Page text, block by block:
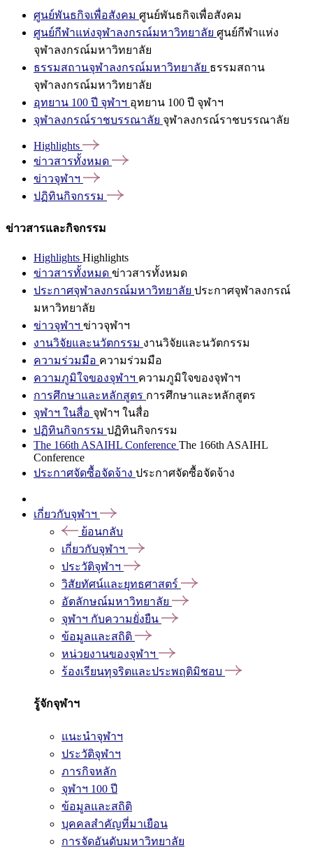
ศูนย์พันธกิจเพื่อสังคม ศูนย์พันธกิจเพื่อสังคม
ศูนย์กีฬาแห่งจุฬาลงกรณ์มหาวิทยาลัย ศูนย์กีฬาแห่ง
จุฬาลงกรณ์มหาวิทยาลัย
ธรรมสถานจุฬาลงกรณ์มหาวิทยาลัย ธรรมสถาน
จุฬาลงกรณ์มหาวิทยาลัย
อุทยาน 100 ปี จุฬาฯ อุทยาน 100 ปี จุฬาฯ
จุฬาลงกรณ์ราชบรรณาลัย จุฬาลงกรณ์ราชบรรณาลัย
Highlights
ข่าวสารทั้งหมด
ข่าวจุฬาฯ
ปฏิทินกิจกรรม
ข่าวสารและกิจกรรม
Highlights Highlights
ข่าวสารทั้งหมด ข่าวสารทั้งหมด
ประกาศจุฬาลงกรณ์มหาวิทยาลัย ประกาศจุฬาลงกรณ์
มหาวิทยาลัย
ข่าวจุฬาฯ ข่าวจุฬาฯ
งานวิจัยและนวัตกรรม งานวิจัยและนวัตกรรม
ความร่วมมือ ความร่วมมือ
ความภูมิใจของจุฬาฯ ความภูมิใจของจุฬาฯ
การศึกษาและหลักสูตร การศึกษาและหลักสูตร
จุฬาฯ ในสื่อ จุฬาฯ ในสื่อ
ปฏิทินกิจกรรม ปฏิทินกิจกรรม
The 166th ASAIHL Conference The 166th ASAIHL
Conference
ประกาศจัดซื้อจัดจ้าง ประกาศจัดซื้อจัดจ้าง
เกี่ยวกับจุฬาฯ
ย้อนกลับ
เกี่ยวกับจุฬาฯ
ประวัติจุฬาฯ
วิสัยทัศน์และยุทธศาสตร์
อัตลักษณ์มหาวิทยาลัย
จุฬาฯ กับความยั่งยืน
ข้อมูลและสถิติ
หน่วยงานของจุฬาฯ
ร้องเรียนทุจริตและประพฤติมิชอบ
รู้จักจุฬาฯ
แนะนำจุฬาฯ
ประวัติจุฬาฯ
ภารกิจหลัก
จุฬาฯ 100 ปี
ข้อมูลและสถิติ
บุคคลสำคัญที่มาเยือน
การจัดอันดับมหาวิทยาลัย